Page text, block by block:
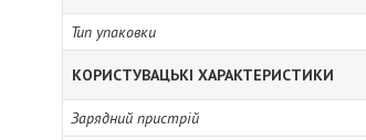
Тип упаковки
КОРИСТУВАЦЬКІ ХАРАКТЕРИСТИКИ
Зарядний пристрій